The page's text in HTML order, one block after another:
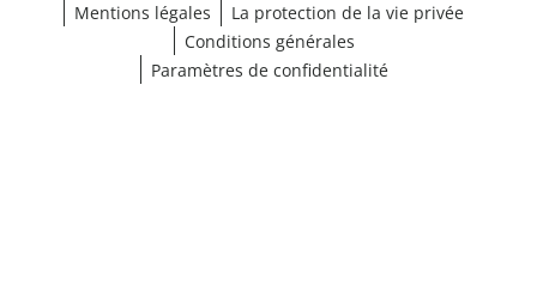
Mentions légales
La protection de la vie privée
Conditions générales
Paramètres de confidentialité